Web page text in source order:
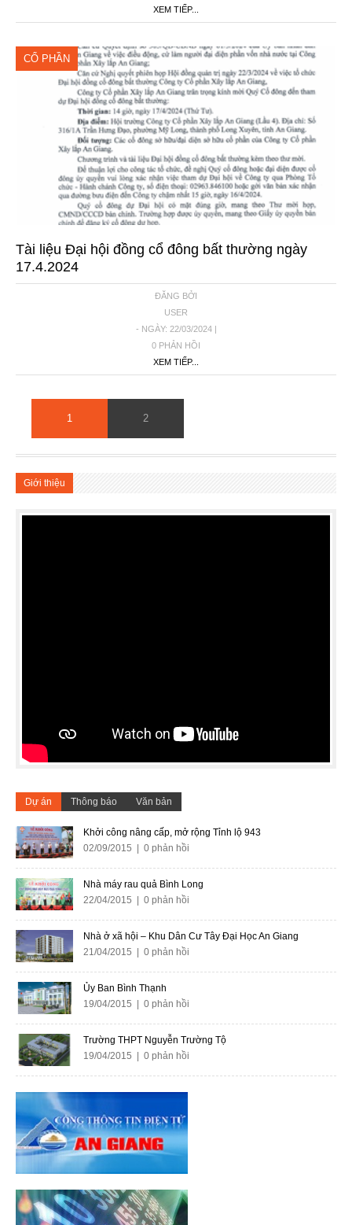
XEM TIẾP...
CỔ PHẦN
Tài liệu Đại hội đồng cổ đông bất thường ngày
17.4.2024
ĐĂNG BỞI
USER
- NGÀY: 22/03/2024 |
0 PHẢN HỒI
XEM TIẾP...
1 2
Giới thiệu
Dự án Thông báo Văn bản
Khởi công nâng cấp, mở rộng Tỉnh lộ 943
02/09/2015 | 0 phản hồi
Nhà máy rau quả Bình Long
22/04/2015 | 0 phản hồi
Nhà ở xã hội – Khu Dân Cư Tây Đại Học An Giang
21/04/2015 | 0 phản hồi
Ủy Ban Bình Thạnh
19/04/2015 | 0 phản hồi
Trường THPT Nguyễn Trường Tộ
19/04/2015 | 0 phản hồi